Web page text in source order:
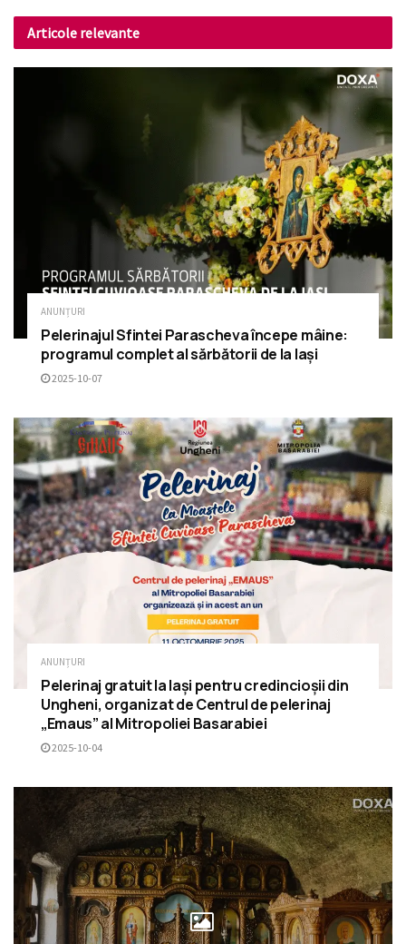
Articole relevante
ANUNȚURI
Pelerinajul Sfintei Parascheva începe mâine:
programul complet al sărbătorii de la Iași
2025-10-07
ANUNȚURI
Pelerinaj gratuit la Iași pentru credincioșii din
Ungheni, organizat de Centrul de pelerinaj
„Emaus” al Mitropoliei Basarabiei
2025-10-04